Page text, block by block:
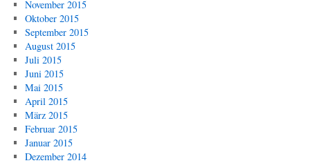
November 2015
Oktober 2015
September 2015
August 2015
Juli 2015
Juni 2015
Mai 2015
April 2015
März 2015
Februar 2015
Januar 2015
Dezember 2014